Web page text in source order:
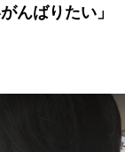
んばりたい」